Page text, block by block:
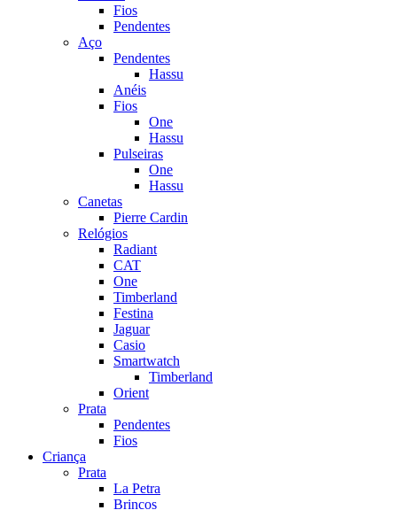
Fios
Pendentes
Aço
Pendentes
Hassu
Anéis
Fios
One
Hassu
Pulseiras
One
Hassu
Canetas
Pierre Cardin
Relógios
Radiant
CAT
One
Timberland
Festina
Jaguar
Casio
Smartwatch
Timberland
Orient
Prata
Pendentes
Fios
Criança
Prata
La Petra
Brincos